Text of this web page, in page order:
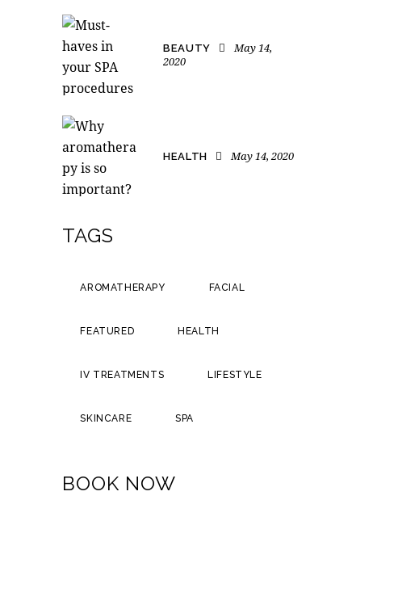
BEAUTY
May 14,
2020
HEALTH May 14, 2020
TAGS
AROMATHERAPY FACIAL
FEATURED HEALTH
IV TREATMENTS LIFESTYLE
SKINCARE SPA
BOOK NOW